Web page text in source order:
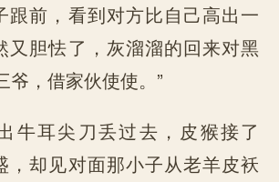
跟前，看到对方比自己高出一
又胆怯了，灰溜溜的回来对黑
爷，借家伙使使。”
耳尖刀丢过去，皮猴接了
，却见对面那小子从老羊皮袄